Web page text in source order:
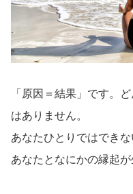
「原因＝結果」です。
はありません。
あなたひとりではできな
あなたとなにかの縁起が